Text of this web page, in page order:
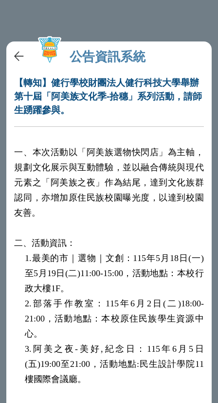
公告資訊系統
【轉知】健行學校財團法人健行科技大學舉辦
第十屆「阿美族文化季-拾穗」系列活動，請師
生踴躍參與。
一、本次活動以「阿美族選物快閃店」為主軸，
規劃文化展示與互動體驗，並以融合傳統與現代
元素之「阿美族之夜」作為結尾，達到文化族群
認同，亦增加原住民族校園曝光度，以達到校園
友善。
二、活動資訊：
1.最美的市｜選物｜文創：115年5月18日(一)
至5月19日(二)11:00-15:00，活動地點：本校行
政大樓1F。
2.部落手作教室：115年6月2日(二)18:00-
21:00，活動地點：本校原住民族學生資源中
心。
3.阿美之夜-美好,紀念日：115年6月5日
(五)19:00至21:00，活動地點:民生設計學院11
樓國際會議廳。